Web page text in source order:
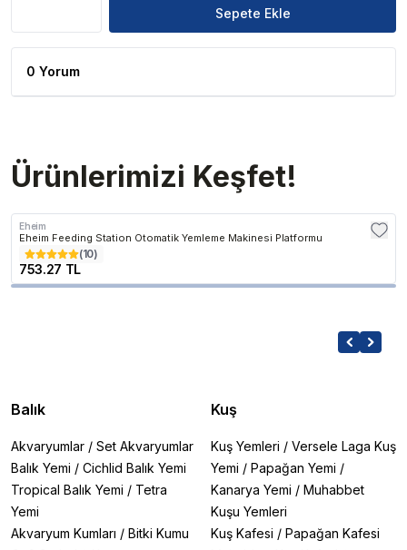
Sepete Ekle
0 Yorum
Ürünlerimizi Keşfet!
Eheim
Eheim Feeding Station Otomatik Yemleme Makinesi Platformu
(10)
753.27 TL
Balık
Akvaryumlar / Set Akvaryumlar
Balık Yemi / Cichlid Balık Yemi
Tropical Balık Yemi / Tetra
Yemi
Akvaryum Kumları / Bitki Kumu
Kuş
Kuş Yemleri / Versele Laga Kuş
Yemi / Papağan Yemi /
Kanarya Yemi / Muhabbet
Kuşu Yemleri
Kuş Kafesi / Papağan Kafesi